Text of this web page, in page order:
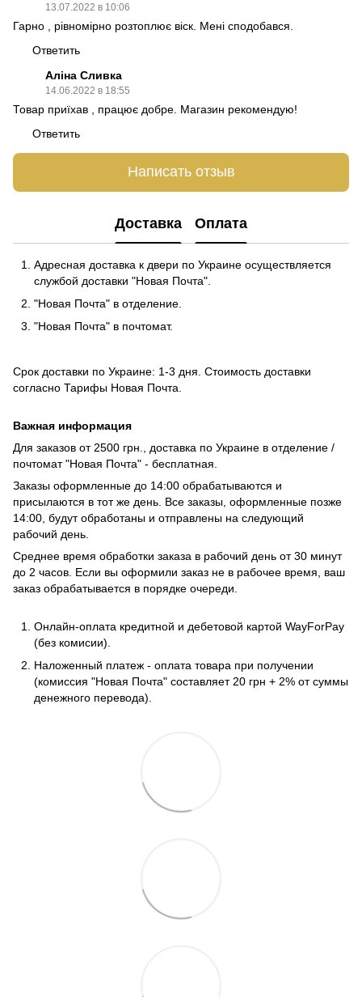
13.07.2022 в 10:06
Гарно , рівномірно розтоплює віск. Мені сподобався.
Ответить
Аліна Сливка
14.06.2022 в 18:55
Товар приїхав , працює добре. Магазин рекомендую!
Ответить
Написать отзыв
Доставка Оплата
Адресная доставка к двери по Украине осуществляется
службой доставки "Новая Почта".
"Новая Почта" в отделение.
"Новая Почта" в почтомат.
Срок доставки по Украине: 1-3 дня. Стоимость доставки
согласно Тарифы Новая Почта
Важная информация
Для заказов от 2500 грн., доставка по Украине в отделение /
почтомат "Новая Почта" - бесплатная.
Заказы оформленные до 14:00 обрабатываются и
присылаются в тот же день. Все заказы, оформленные позже
14:00, будут обработаны и отправлены на следующий
рабочий день.
Среднее время обработки заказа в рабочий день от 30 минут
до 2 часов. Если вы оформили заказ не в рабочее время, ваш
заказ обрабатывается в порядке очереди.
Онлайн-оплата кредитной и дебетовой картой WayForPay
(без комисии).
Наложенный платеж - оплата товара при получении
(комиссия "Новая Почта" составляет 20 грн + 2% от суммы
денежного перевода).